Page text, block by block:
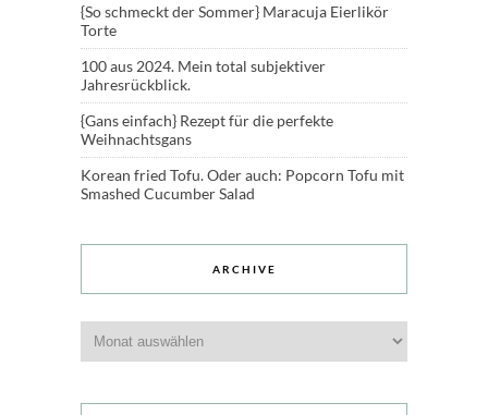
{So schmeckt der Sommer} Maracuja Eierlikör
Torte
100 aus 2024. Mein total subjektiver
Jahresrückblick.
{Gans einfach} Rezept für die perfekte
Weihnachtsgans
Korean fried Tofu. Oder auch: Popcorn Tofu mit
Smashed Cucumber Salad
ARCHIVE